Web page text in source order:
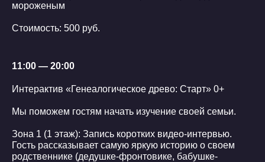
мороженым
Стоимость: 500 руб.
11:00 — 20:00
Интерактив «Генеалогическое древо: Старт» 0+
Мы поможем гостям начать изучение своей семьи.
Зона 1 (1 этаж): Запись коротких видео-интервью.
Гость рассказывает самую яркую историю о своем
родственнике (дедушке-фронтовике, бабушке-